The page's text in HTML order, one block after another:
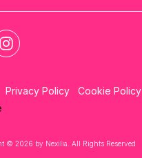
Privacy Policy
Cookie Policy
© 2026 by Nexilia. All Rights Reserved